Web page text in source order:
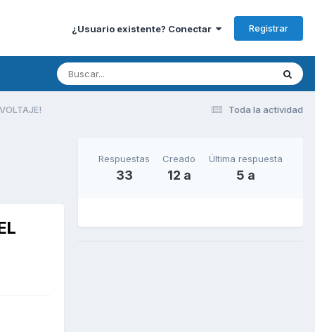
¿Usuario existente? Conectar Registrar
Toda la actividad
Respuestas
33
Creado
12 a
Última respuesta
5 a